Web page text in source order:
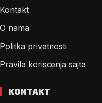
Kontakt
O nama
Politka privatnosti
Pravila koriscenja sajta
KONTAKT